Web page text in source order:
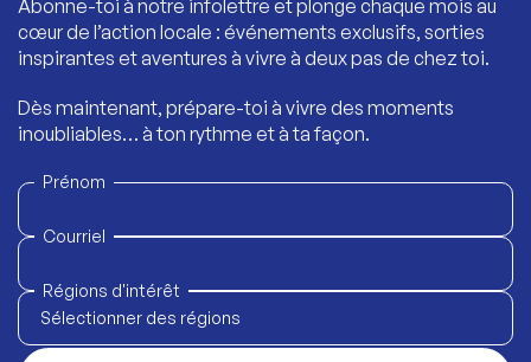
Abonne-toi à notre infolettre et plonge chaque mois au
cœur de l’action locale : événements exclusifs, sorties
inspirantes et aventures à vivre à deux pas de chez toi.
Dès maintenant, prépare-toi à vivre des moments
inoubliables… à ton rythme et à ta façon.
Prénom
Courriel
Régions d'intérêt
Sélectionner des régions